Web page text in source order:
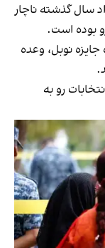
سال گذشته ناچار
بوده است.
جایزه نوبل، وعده
رو به